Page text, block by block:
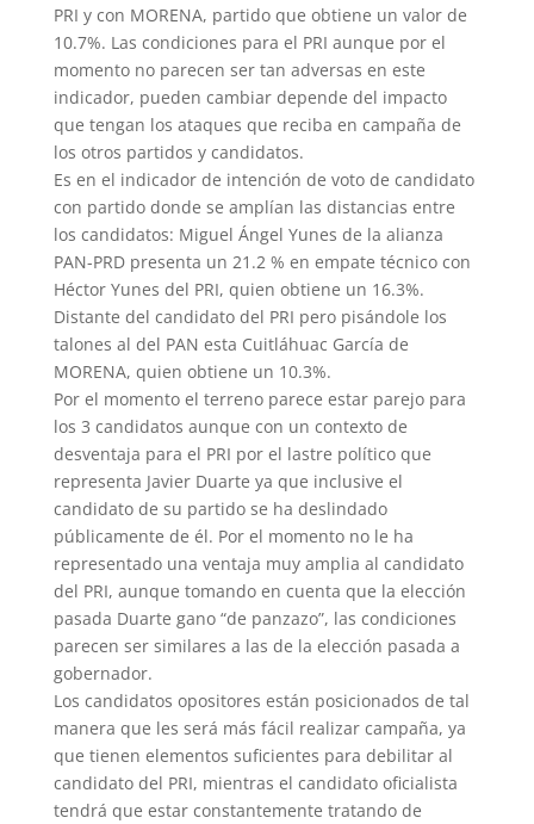
PRI y con MORENA, partido que obtiene un valor de
10.7%. Las condiciones para el PRI aunque por el
momento no parecen ser tan adversas en este
indicador, pueden cambiar depende del impacto
que tengan los ataques que reciba en campaña de
los otros partidos y candidatos.
Es en el indicador de intención de voto de candidato
con partido donde se amplían las distancias entre
los candidatos: Miguel Ángel Yunes de la alianza
PAN-PRD presenta un 21.2 % en empate técnico con
Héctor Yunes del PRI, quien obtiene un 16.3%.
Distante del candidato del PRI pero pisándole los
talones al del PAN esta Cuitláhuac García de
MORENA, quien obtiene un 10.3%.
Por el momento el terreno parece estar parejo para
los 3 candidatos aunque con un contexto de
desventaja para el PRI por el lastre político que
representa Javier Duarte ya que inclusive el
candidato de su partido se ha deslindado
públicamente de él. Por el momento no le ha
representado una ventaja muy amplia al candidato
del PRI, aunque tomando en cuenta que la elección
pasada Duarte gano “de panzazo”, las condiciones
parecen ser similares a las de la elección pasada a
gobernador.
Los candidatos opositores están posicionados de tal
manera que les será más fácil realizar campaña, ya
que tienen elementos suficientes para debilitar al
candidato del PRI, mientras el candidato oficialista
tendrá que estar constantemente tratando de